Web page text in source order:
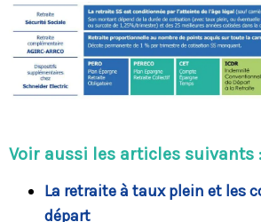
Voir aussi les articles suivants :
La retraite à taux plein et les
départ